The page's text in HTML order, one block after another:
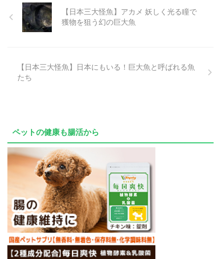
【日本三大怪魚】アカメ 妖しく光る瞳で
獲物を狙う幻の巨大魚
【日本三大怪魚】日本にもいる！巨大魚と呼ばれる魚
たち
ペットの健康も腸活から